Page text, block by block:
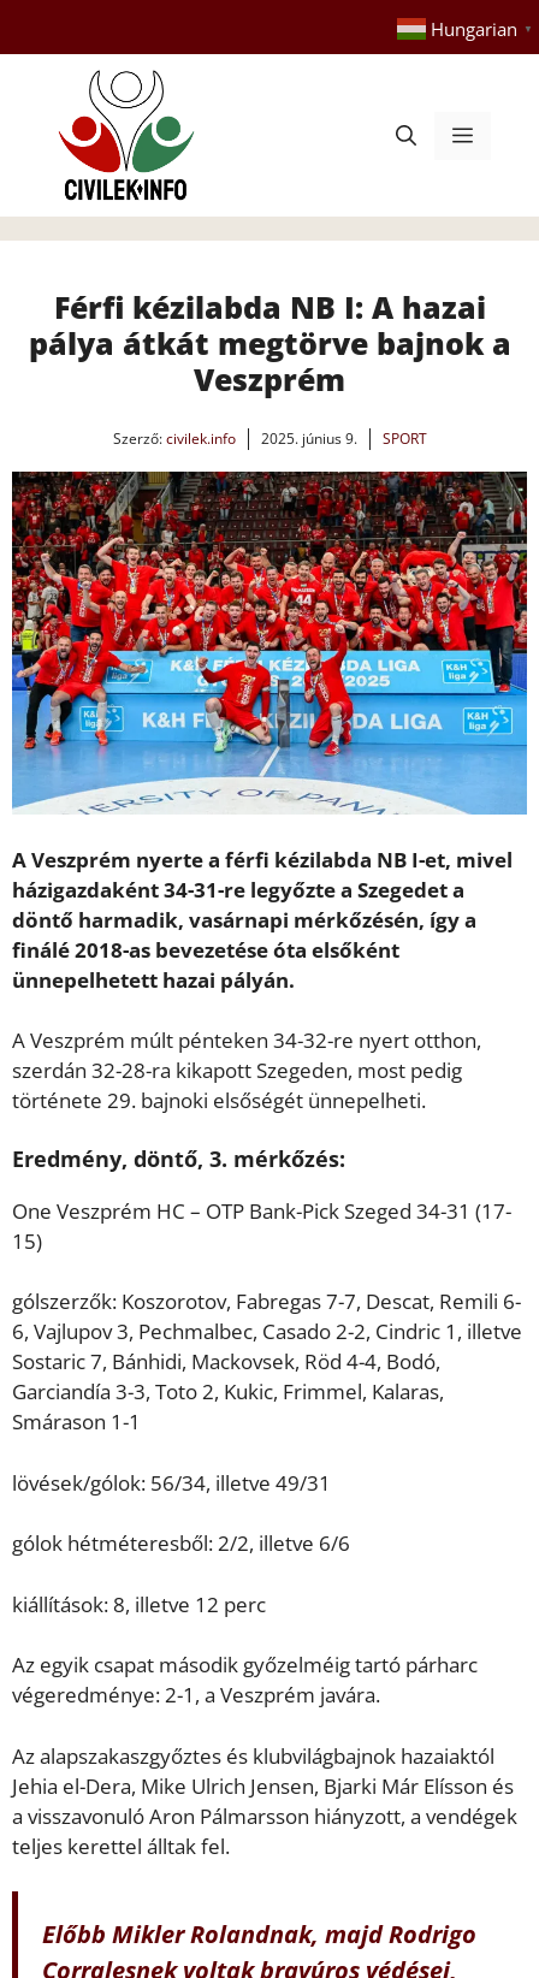
tartalomba
Hungarian ▼
Menü
Férfi kézilabda NB I: A hazai
pálya átkát megtörve bajnok a
Veszprém
Szerző:civilek.info 2025. június 9. SPORT
A Veszprém nyerte a férfi kézilabda NB I-et, mivel
házigazdaként 34-31-re legyőzte a Szegedet a
döntő harmadik, vasárnapi mérkőzésén, így a
finálé 2018-as bevezetése óta elsőként
ünnepelhetett hazai pályán.
A Veszprém múlt pénteken 34-32-re nyert otthon,
szerdán 32-28-ra kikapott Szegeden, most pedig
története 29. bajnoki elsőségét ünnepelheti.
Eredmény, döntő, 3. mérkőzés:
One Veszprém HC – OTP Bank-Pick Szeged 34-31 (17-
15)
gólszerzők: Koszorotov, Fabregas 7-7, Descat, Remili 6-
6, Vajlupov 3, Pechmalbec, Casado 2-2, Cindric 1, illetve
Sostaric 7, Bánhidi, Mackovsek, Röd 4-4, Bodó,
Garciandía 3-3, Toto 2, Kukic, Frimmel, Kalaras,
Smárason 1-1
lövések/gólok: 56/34, illetve 49/31
gólok hétméteresből: 2/2, illetve 6/6
kiállítások: 8, illetve 12 perc
Az egyik csapat második győzelméig tartó párharc
végeredménye: 2-1, a Veszprém javára.
Az alapszakaszgyőztes és klubvilágbajnok hazaiaktól
Jehia el-Dera, Mike Ulrich Jensen, Bjarki Már Elísson és
a visszavonuló Aron Pálmarsson hiányzott, a vendégek
teljes kerettel álltak fel.
Előbb Mikler Rolandnak, majd Rodrigo
Corralesnek voltak bravúros védései,